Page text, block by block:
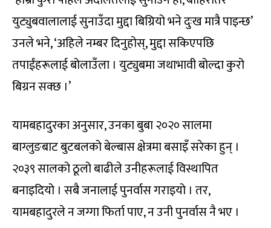
युट्युबवालालाई सुनाउँदा मुद्दा बिग्रियो भने दुःख मात्रै पाइन्छ’
उनले भने, ‘अहिले नम्बर दिनुहोस्, मुद्दा सकिएपछि
तपाईंहरूलाई बोलाउँला । युट्युबमा जथाभावी बोल्दा कुरो
बिग्रन सक्छ ।’
यामबहादुरका अनुसार, उनका बुबा २०२० सालमा
बाग्लुङबाट बुटबलको बेल्बास क्षेत्रमा बसाइँ सरेका हुन् ।
२०३९ सालको ठूलो बाढीले उनीहरूलाई विस्थापित
बनाइदियो । सबै जनालाई पुनर्वास गराइयो । तर,
यामबहादुरले न जग्गा फिर्ता पाए, न उनी पुनर्वास नै भए ।